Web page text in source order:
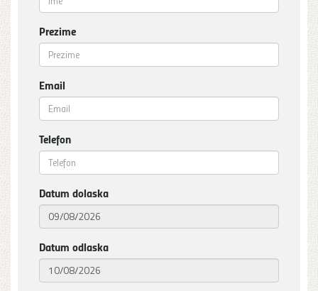
Prezime
Email
Telefon
Datum dolaska
Datum odlaska